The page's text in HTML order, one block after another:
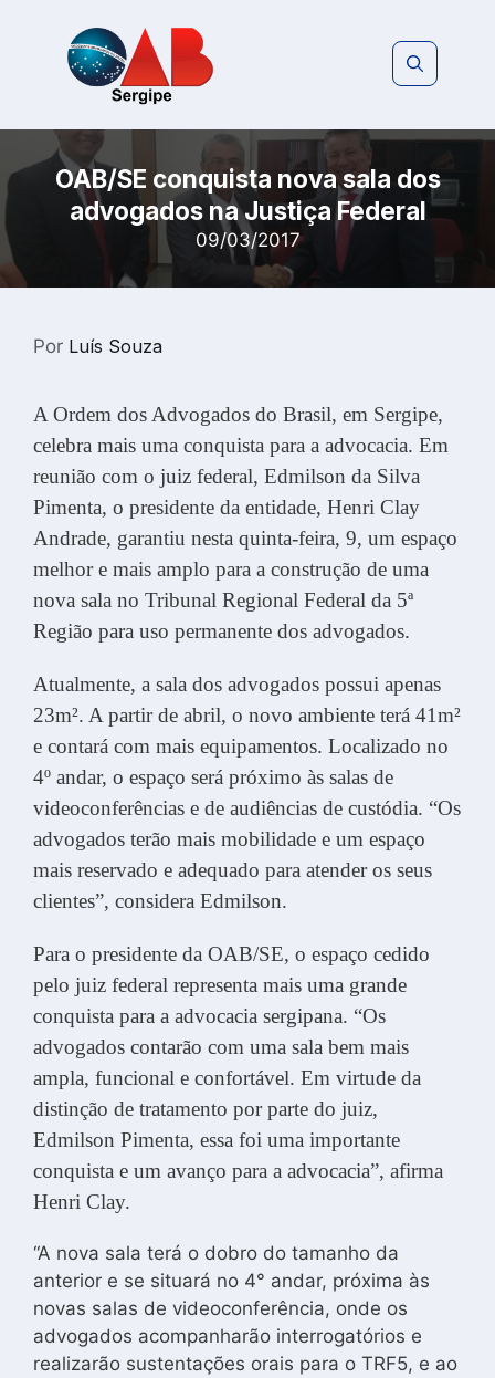
OAB/SE conquista nova sala dos
advogados na Justiça Federal
09/03/2017
Por Luís Souza
A Ordem dos Advogados do Brasil, em Sergipe,
celebra mais uma conquista para a advocacia. Em
reunião com o juiz federal, Edmilson da Silva
Pimenta, o presidente da entidade, Henri Clay
Andrade, garantiu nesta quinta-feira, 9, um espaço
melhor e mais amplo para a construção de uma
nova sala no Tribunal Regional Federal da 5ª
Região para uso permanente dos advogados.
Atualmente, a sala dos advogados possui apenas
23m². A partir de abril, o novo ambiente terá 41m²
e contará com mais equipamentos. Localizado no
4º andar, o espaço será próximo às salas de
videoconferências e de audiências de custódia. “Os
advogados terão mais mobilidade e um espaço
mais reservado e adequado para atender os seus
clientes”, considera Edmilson.
Para o presidente da OAB/SE, o espaço cedido
pelo juiz federal representa mais uma grande
conquista para a advocacia sergipana. “Os
advogados contarão com uma sala bem mais
ampla, funcional e confortável. Em virtude da
distinção de tratamento por parte do juiz,
Edmilson Pimenta, essa foi uma importante
conquista e um avanço para a advocacia”, afirma
Henri Clay.
“A nova sala terá o dobro do tamanho da
anterior e se situará no 4° andar, próxima às
novas salas de videoconferência, onde os
advogados acompanharão interrogatórios e
realizarão sustentações orais para o TRF5, e ao